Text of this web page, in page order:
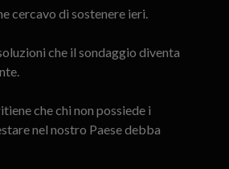
cercavo di sostenere ieri.
che il sondaggio diventa
che chi non possiede i
nel nostro Paese debba